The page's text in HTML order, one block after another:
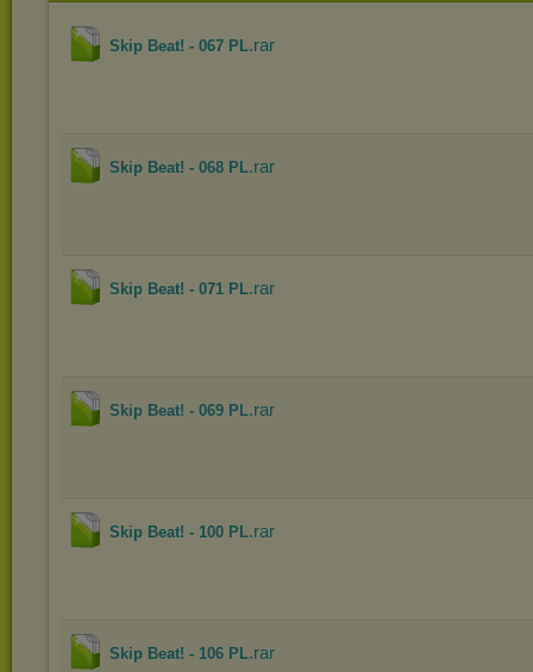
Skip Beat! - 067 PL.rar
Skip Beat! - 068 PL.rar
Skip Beat! - 071 PL.rar
Skip Beat! - 069 PL.rar
Skip Beat! - 100 PL.rar
Skip Beat! - 106 PL.rar